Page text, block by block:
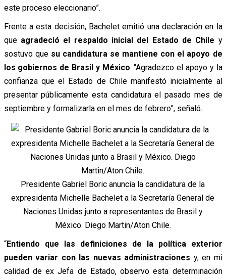
este proceso eleccionario”.
Frente a esta decisión, Bachelet emitió una declaración en la
que agradeció el respaldo inicial del Estado de Chile y
sostuvo que su candidatura se mantiene con el apoyo de
los gobiernos de Brasil y México. “Agradezco el apoyo y la
confianza que el Estado de Chile manifestó inicialmente al
presentar públicamente esta candidatura el pasado mes de
septiembre y formalizarla en el mes de febrero”, señaló.
Presidente Gabriel Boric anuncia la candidatura de la
expresidenta Michelle Bachelet a la Secretaría General de
Naciones Unidas junto a representantes de Brasil y
México. Diego Martin/Aton Chile.
“Entiendo que las definiciones de la política exterior
pueden variar con las nuevas administraciones y, en mi
calidad de ex Jefa de Estado, observo esta determinación